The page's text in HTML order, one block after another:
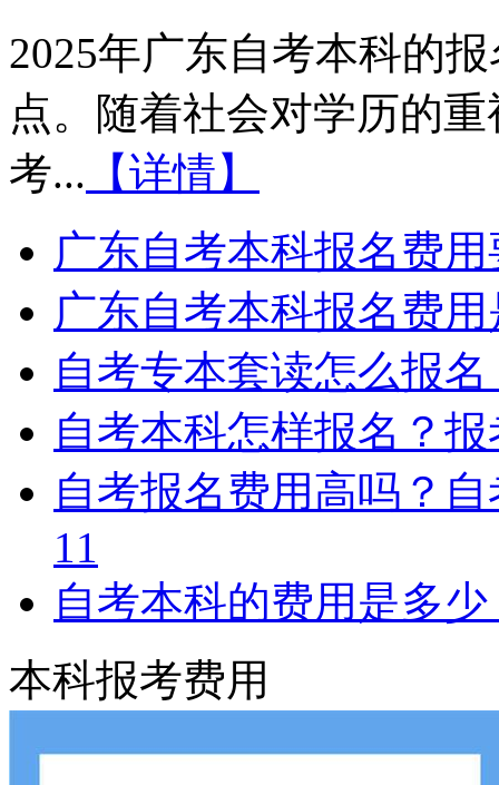
2025年广东自考本科的
点。随着社会对学历的
考... 【详情】
广东自考本科报名费
广东自考本科报名费
自考专本套读怎么报
自考本科怎样报名？
自考报名费用高吗？
11
自考本科的费用是多少
本科报考费用